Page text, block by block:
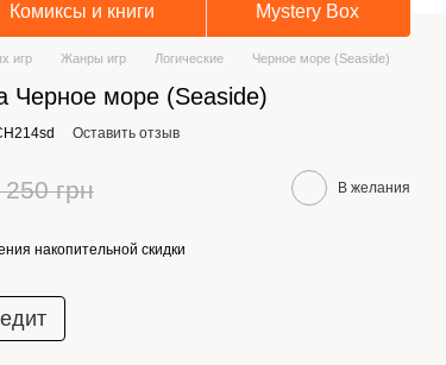
Комиксы и книги Mystery Box
игр Жанры игр Логические Черное море (Seaside)
Черное море (Seaside)
Оставить отзыв
250 грн В желания
накопительной скидки